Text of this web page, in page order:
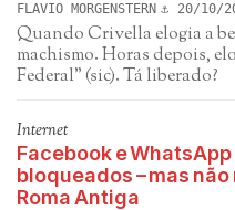
FLAVIO MORGENSTERN 20/10/
Quando Crivella elogia a
machismo. Horas depois,
Federal" (sic). Tá liberado?
Internet
Facebook e WhatsApp
bloqueados – mas não
Roma Antiga